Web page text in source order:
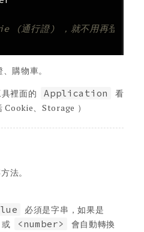
(通行證) ，就不用再登入一
購物車。
裡面的
Application
看
、Storage ）
法。
必須是字串，如果是
或 <number>
會自動轉換